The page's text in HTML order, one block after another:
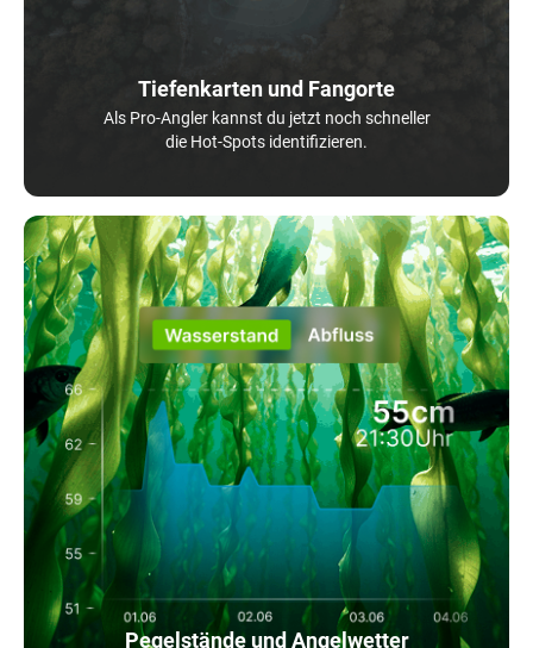
Tiefenkarten und Fangorte
Als Pro-Angler kannst du jetzt noch schneller
die Hot-Spots identifizieren.
Pegelstände und Angelwetter